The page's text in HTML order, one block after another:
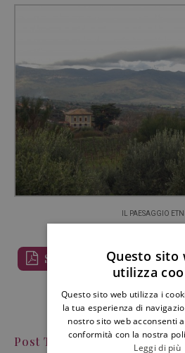
IL PAESAGGIO
Scarica PDF
Post Tags
Questo sito
utilizza
Questo sito web utilizza i
la tua esperienza di
nostro sito web acconsenti
conformità con la nostra
Leggi di più